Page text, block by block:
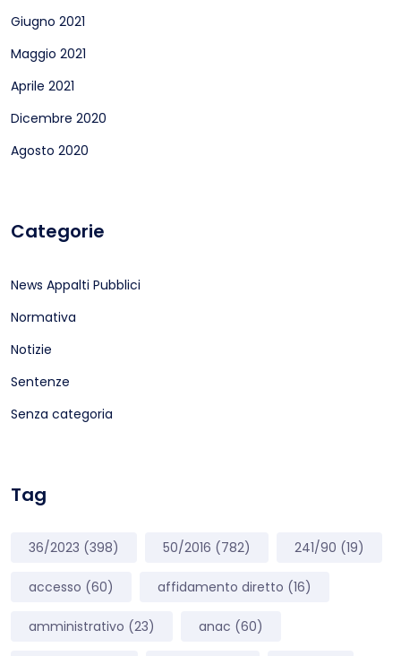
Giugno 2021
Maggio 2021
Aprile 2021
Dicembre 2020
Agosto 2020
Categorie
News Appalti Pubblici
Normativa
Notizie
Sentenze
Senza categoria
Tag
36/2023 (398) 50/2016 (782) 241/90 (19)
accesso (60) affidamento diretto (16)
amministrativo (23) anac (60)